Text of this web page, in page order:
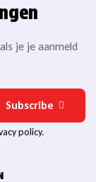
als je je aanmeld
Subscribe
policy.